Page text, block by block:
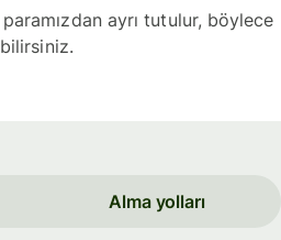
ayrı tutulur, böylece
Alma yolları